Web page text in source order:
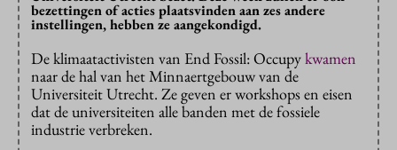
bezettingen of acties plaatsvinden aan zes andere
instellingen, hebben ze aangekondigd.
De klimaatactivisten van End Fossil: Occupykwamen
naar de hal van het Minnaertgebouw van de
Universiteit Utrecht. Ze geven er workshops en eisen
dat de universiteiten alle banden met de fossiele
industrie verbreken.